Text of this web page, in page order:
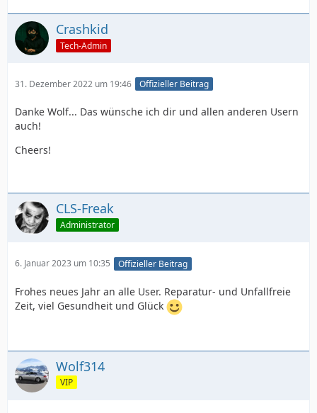
Crashkid
Tech-Admin
31. Dezember 2022 um 19:46 Offizieller Beitrag
Danke Wolf... Das wünsche ich dir und allen anderen Usern
auch!
Cheers!
CLS-Freak
Administrator
6. Januar 2023 um 10:35 Offizieller Beitrag
Frohes neues Jahr an alle User. Reparatur- und Unfallfreie
Zeit, viel Gesundheit und Glück
Wolf314
VIP